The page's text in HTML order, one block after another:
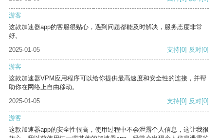
游客
这款加速器app的客服很贴心，遇到问题都能及时解决，服务态度非常
好。
2025-01-05
支持[0] 反对[0]
游客
这款加速器VPM应用程序可以给你提供最高速度和安全性的连接，并帮
助你在网络上自由移动。
2025-01-05
支持[0] 反对[0]
游客
这款加速器app的安全性很高，使用过程中不会泄露个人信息，这让我很